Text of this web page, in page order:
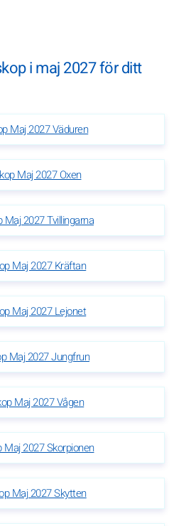
i maj 2027 för ditt
Maj 2027 Väduren
Maj 2027 Oxen
Maj 2027 Tvillingarna
Maj 2027 Kräftan
Maj 2027 Lejonet
Maj 2027 Jungfrun
Maj 2027 Vågen
Maj 2027 Skorpionen
Maj 2027 Skytten